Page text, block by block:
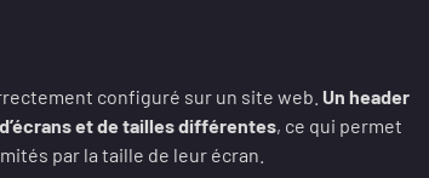
configuré sur un site web. Un header
et de tailles différentes, ce qui permet
par la taille de leur écran.